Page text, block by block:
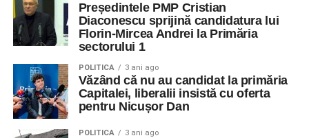
Președintele PMP Cristian
Diaconescu sprijină candidatura lui
Florin-Mircea Andrei la Primăria
sectorului 1
POLITICA 3 ani ago
Văzând că nu au candidat la primăria
Capitalei, liberalii insistă cu oferta
pentru Nicușor Dan
POLITICA 3 ani ago